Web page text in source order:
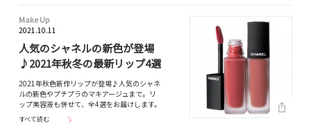
Make Up
2021.10.11
人気のシャネルの新色が登場
♪2021年秋冬の最新リップ4選
2021年秋色新作リップが登場♪人気のシャネ
ルの新色やプチプラのマキアージュまで。リ
ップ美容液も併せて、全4選をお届けします。
すべて読む